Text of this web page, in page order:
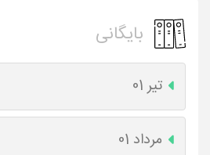
بایگانی
تیر 01
مرداد 01